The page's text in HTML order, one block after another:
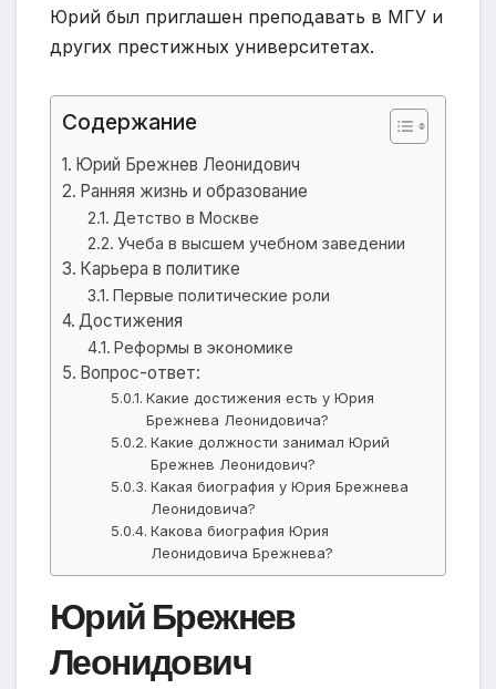
Юрий был приглашен преподавать в МГУ и
других престижных университетах.
Содержание
Юрий Брежнев Леонидович
Ранняя жизнь и образование
Детство в Москве
Учеба в высшем учебном заведении
Карьера в политике
Первые политические роли
Достижения
Реформы в экономике
Вопрос-ответ:
Какие достижения есть у Юрия
Брежнева Леонидовича?
Какие должности занимал Юрий
Брежнев Леонидович?
Какая биография у Юрия Брежнева
Леонидовича?
Какова биография Юрия
Леонидовича Брежнева?
Юрий Брежнев
Леонидович